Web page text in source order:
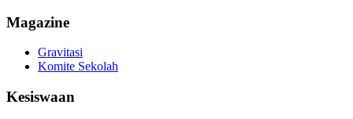
Magazine
Gravitasi
Komite Sekolah
Kesiswaan